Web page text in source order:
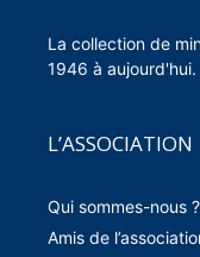
La collection de
1946 à aujourd'hui.
L’ASSOCIATION
Qui sommes-nous ?
Amis de